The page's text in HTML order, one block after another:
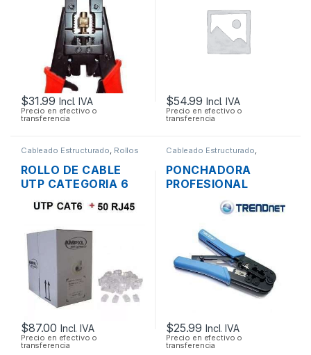
$31.99 Incl. IVA
Precio en efectivo o
transferencia
$54.99 Incl. IVA
Precio en efectivo o
transferencia
Cableado Estructurado Rollos
ROLLO DE CABLE
UTP CATEGORIA 6
DE 305 MTS. + 50
CONECTORES
$87.00 Incl. IVA
Precio en efectivo o
transferencia
Cableado Estructurado
PONCHADORA
PROFESIONAL
TRENDNET 3 EN 1
CORTA Y PELA RJ45
RJ12 RJ11
$25.99 Incl. IVA
Precio en efectivo o
transferencia